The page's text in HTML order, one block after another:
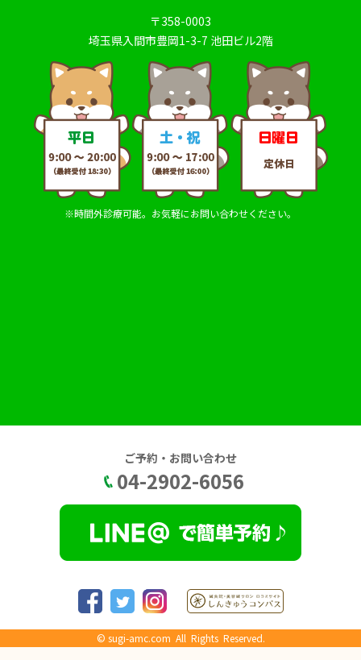
〒358-0003
埼玉県入間市豊岡1-3-7 池田ビル2階
※時間外診療可能。お気軽にお問い合わせください。
ご予約・お問い合わせ
04-2902-6056
© sugi-amc.com All Rights Reserved.